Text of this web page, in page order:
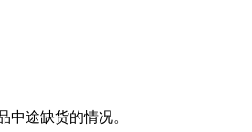
途缺货的情况。